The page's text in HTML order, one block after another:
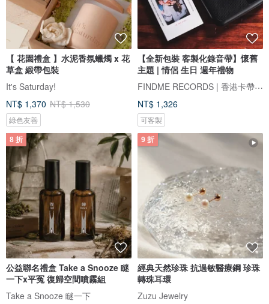
【 花園禮盒 】水泥香氛蠟燭 x 花
草盒 緞帶包裝
It's Saturday!
NT$ 1,370 NT$ 1,530
綠色友善
【全新包裝 客製化錄音帶】懷舊
主題 | 情侶 生日 週年禮物
FINDME RECORDS | 香港卡帶唱片生活店
NT$ 1,326
可客製
8 折
公益聯名禮盒 Take a Snooze 瞇
一下x平冤 復歸空間噴霧組
Take a Snooze 瞇一下
9 折
經典天然珍珠 抗過敏醫療鋼 珍珠
轉珠耳環
Zuzu Jewelry